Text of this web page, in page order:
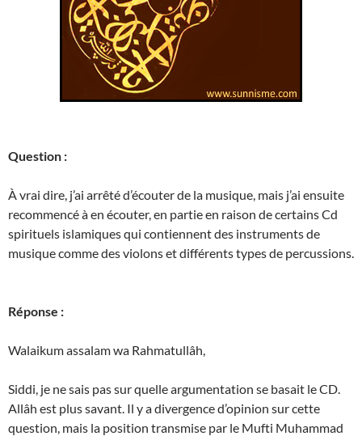
Question :
À vrai dire, j’ai arrêté d’écouter de la musique, mais j’ai ensuite
recommencé à en écouter, en partie en raison de certains Cd
spirituels islamiques qui contiennent des instruments de
musique comme des violons et différents types de percussions.
Réponse :
Walaikum assalam wa Rahmatullâh,
Siddi, je ne sais pas sur quelle argumentation se basait le CD.
Allâh est plus savant. Il y a divergence d’opinion sur cette
question, mais la position transmise par le Mufti Muhammad